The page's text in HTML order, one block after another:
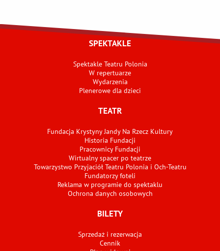
SPEKTAKLE
Spektakle Teatru Polonia
W repertuarze
Wydarzenia
Plenerowe dla dzieci
TEATR
Fundacja Krystyny Jandy Na Rzecz Kultury
Historia Fundacji
Pracownicy Fundacji
Wirtualny spacer po teatrze
Towarzystwo Przyjaciół Teatru Polonia i Och-Teatru
Fundatorzy foteli
Reklama w programie do spektaklu
Ochrona danych osobowych
BILETY
Sprzedaż i rezerwacja
Cennik